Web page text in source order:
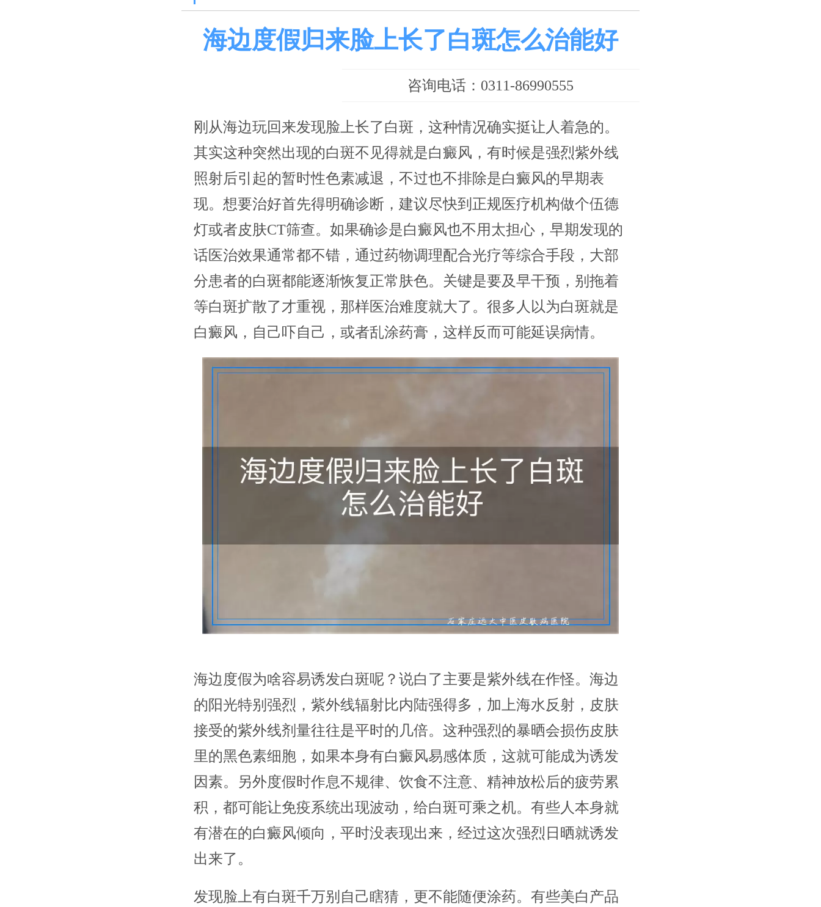
海边度假归来脸上长了白斑怎么治能好
咨询电话：0311-86990555
刚从海边玩回来发现脸上长了白斑，这种情况确实挺让人着急的。
其实这种突然出现的白斑不见得就是白癜风，有时候是强烈紫外线
照射后引起的暂时性色素减退，不过也不排除是白癜风的早期表
现。想要治好首先得明确诊断，建议尽快到正规医疗机构做个伍德
灯或者皮肤CT筛查。如果确诊是白癜风也不用太担心，早期发现的
话医治效果通常都不错，通过药物调理配合光疗等综合手段，大部
分患者的白斑都能逐渐恢复正常肤色。关键是要及早干预，别拖着
等白斑扩散了才重视，那样医治难度就大了。很多人以为白斑就是
白癜风，自己吓自己，或者乱涂药膏，这样反而可能延误病情。
海边度假为啥容易诱发白斑呢？说白了主要是紫外线在作怪。海边
的阳光特别强烈，紫外线辐射比内陆强得多，加上海水反射，皮肤
接受的紫外线剂量往往是平时的几倍。这种强烈的暴晒会损伤皮肤
里的黑色素细胞，如果本身有白癜风易感体质，这就可能成为诱发
因素。另外度假时作息不规律、饮食不注意、精神放松后的疲劳累
积，都可能让免疫系统出现波动，给白斑可乘之机。有些人本身就
有潜在的白癜风倾向，平时没表现出来，经过这次强烈日晒就诱发
出来了。
发现脸上有白斑千万别自己瞎猜，更不能随便涂药。有些美白产品